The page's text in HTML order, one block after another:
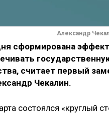
Александр
сформирована
считает первый
Чекалин.
состоялся «круглый